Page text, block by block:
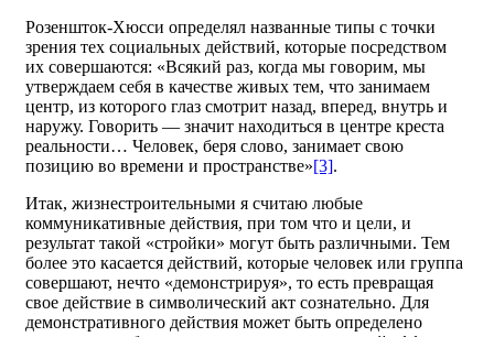
Розеншток-Хюсси определял названные типы с точки
зрения тех социальных действий, которые посредством
их совершаются: «Всякий раз, когда мы говорим, мы
утверждаем себя в качестве живых тем, что занимаем
центр, из которого глаз смотрит назад, вперед, внутрь и
наружу. Говорить — значит находиться в центре креста
реальности… Человек, беря слово, занимает свою
позицию во времени и пространстве»[3].
Итак, жизнестроительными я считаю любые
коммуникативные действия, при том что и цели, и
результат такой «стройки» могут быть различными. Тем
более это касается действий, которые человек или группа
совершают, нечто «демонстрируя», то есть превращая
свое действие в символический акт сознательно. Для
демонстративного действия может быть определено